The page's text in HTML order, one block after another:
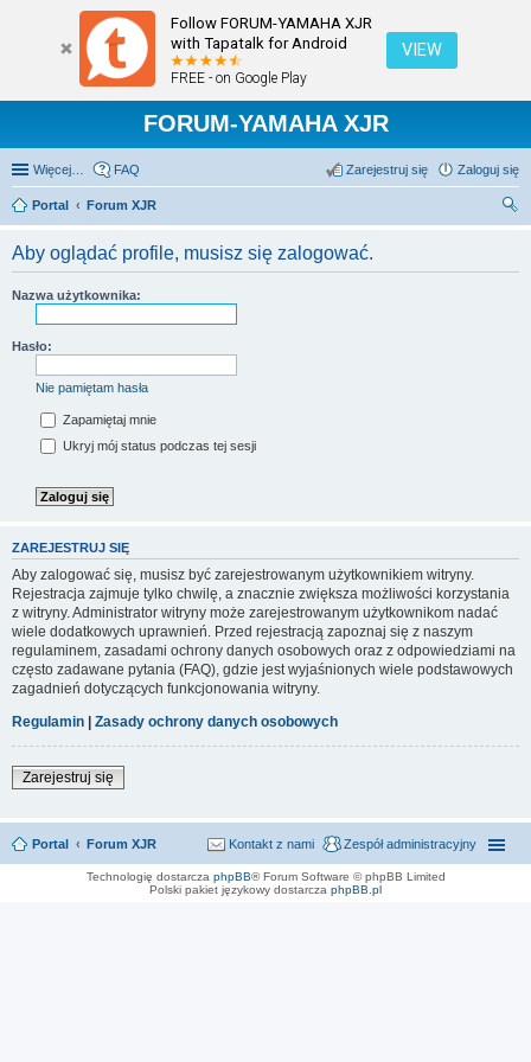
Follow FORUM-YAMAHA XJR
with Tapatalk for Android
FREE - on Google Play
VIEW
FORUM-YAMAHA XJR
Więcej… FAQ Zaloguj się
Zarejestruj się
Portal
Forum XJR
Aby oglądać profile, musisz się zalogować.
Nazwa użytkownika:
Hasło:
Nie pamiętam hasła
Zapamiętaj mnie
Ukryj mój status podczas tej sesji
ZAREJESTRUJ SIĘ
Aby zalogować się, musisz być zarejestrowanym użytkownikiem witryny.
Rejestracja zajmuje tylko chwilę, a znacznie zwiększa możliwości korzystania
z witryny. Administrator witryny może zarejestrowanym użytkownikom nadać
wiele dodatkowych uprawnień. Przed rejestracją zapoznaj się z naszym
regulaminem, zasadami ochrony danych osobowych oraz z odpowiedziami na
często zadawane pytania (FAQ), gdzie jest wyjaśnionych wiele podstawowych
zagadnień dotyczących funkcjonowania witryny.
Regulamin
Zasady ochrony danych osobowych
Zarejestruj się
Portal Forum XJR Zespół administracyjny
Kontakt z nami
Technologię dostarcza phpBB® Forum Software © phpBB Limited
Polski pakiet językowy dostarcza phpBB.pl